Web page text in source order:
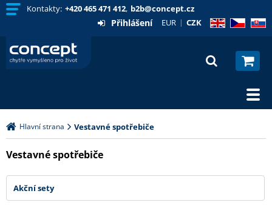
Kontakty: +420 465 471 412, b2b@concept.cz
EN CZ SK
EUR CZK
Přihlášení
Hlavní strana Vestavné spotřebiče
Vestavné spotřebiče
Akční sety